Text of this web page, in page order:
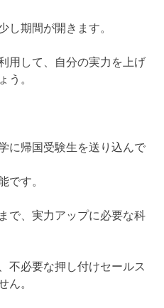
し期間が開きます。
用して、自分の実力を上げ
う。
に帰国受験生を送り込んで
です。
で、実力アップに必要な科
不必要な押し付けセールス
ん。